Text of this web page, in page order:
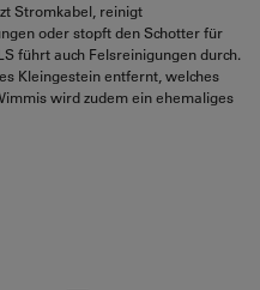
Stromkabel, reinigt
oder stopft den Schotter für
führt auch Felsreinigungen durch.
Kleingestein entfernt, welches
wird zudem ein ehemaliges